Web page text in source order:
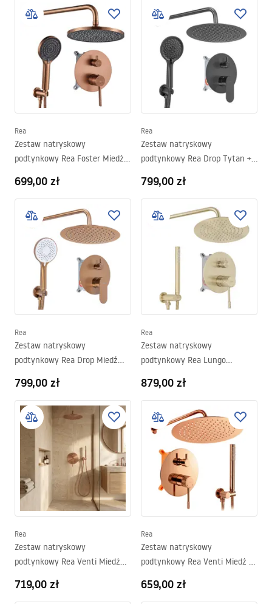
Rea
Zestaw natryskowy
podtynkowy Rea Foster Miedź
699,00 zł
Rea
Zestaw natryskowy
podtynkowy Rea Drop Tytan +
799,00 zł
Rea
Zestaw natryskowy
podtynkowy Rea Drop Miedź
799,00 zł
Rea
Zestaw natryskowy
podtynkowy Rea Lungo
BOX
879,00 zł
Rea
Zestaw natryskowy
podtynkowy Rea Venti Miedź
719,00 zł
Rea
Zestaw natryskowy
podtynkowy Rea Venti Miedź +
659,00 zł